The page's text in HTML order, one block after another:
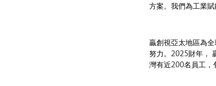
方案。我們為工業賦
贏創視亞太地區為
努力。2025財年，
灣有近200名員工，